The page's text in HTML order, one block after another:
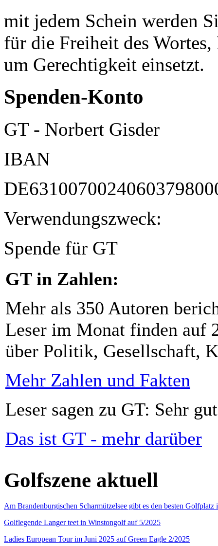
mit jedem Schein werden
für die Freiheit des
um Gerechtigkeit einsetzt.
Spenden-Konto
GT - Norbert Gisder
IBAN
Verwendungszweck:
Spende für GT
GT in Zahlen:
Mehr als 350 Autoren
Leser im Monat finden auf
über Politik, Gesellschaft,
Mehr Zahlen und Fakten
Leser sagen zu GT: Sehr
Das ist GT - mehr darüber
Golfszene aktuell
Am Brandenburgischen Scharmützelsee gibt es den besten
Golflegende Langer teet in Winstongolf auf 5/2025
Ladies European Tour im Juni 2025 auf Green Eagle 2/2025